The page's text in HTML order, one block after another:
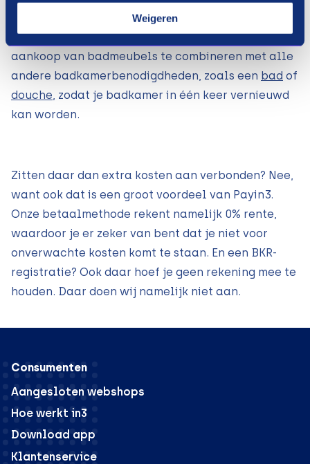
Weigeren
sparen voordat je kunt genieten van de nieuwe
badmeubels. Bovendien is het mogelijk de
aankoop van badmeubels te combineren met alle
andere badkamerbenodigdheden, zoals een bad of
douche , zodat je badkamer in één keer vernieuwd
kan worden.
Zitten daar dan extra kosten aan verbonden? Nee,
want ook dat is een groot voordeel van Payin3.
Onze betaalmethode rekent namelijk 0% rente,
waardoor je er zeker van bent dat je niet voor
onverwachte kosten komt te staan. En een BKR-
registratie? Ook daar hoef je geen rekening mee te
houden. Daar doen wij namelijk niet aan.
Consumenten
Aangesloten webshops
Hoe werkt in3
Download app
Klantenservice